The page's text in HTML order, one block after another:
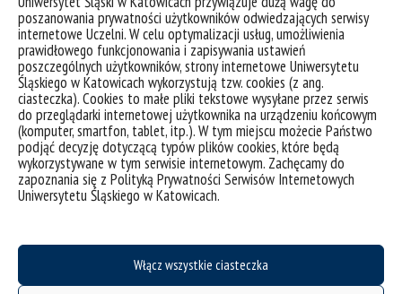
poszanowania prywatności użytkowników odwiedzających serwisy
internetowe Uczelni. W celu optymalizacji usług, umożliwienia
prawidłowego funkcjonowania i zapisywania ustawień
poszczególnych użytkowników, strony internetowe Uniwersytetu
Śląskiego w Katowicach wykorzystują tzw. cookies (z ang.
ciasteczka). Cookies to małe pliki tekstowe wysyłane przez serwis
do przeglądarki internetowej użytkownika na urządzeniu końcowym
(komputer, smartfon, tablet, itp.). W tym miejscu możecie Państwo
podjąć decyzję dotyczącą typów plików cookies, które będą
wykorzystywane w tym serwisie internetowym. Zachęcamy do
zapoznania się z Polityką Prywatności Serwisów Internetowych
Uniwersytetu Śląskiego w Katowicach.
Włącz wszystkie ciasteczka
tagi :instytut chemii instytut fizyki instytut inżynierii materiałowej
konkurs
wynalazek